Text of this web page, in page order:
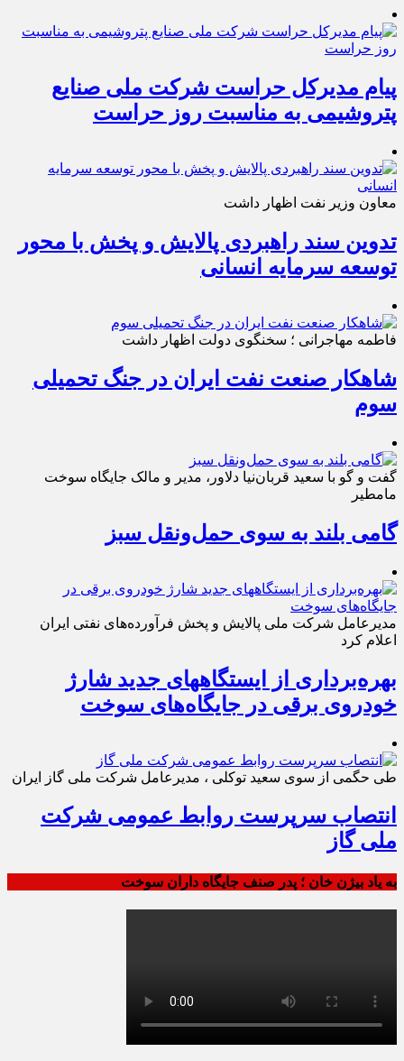
پیام مدیرکل حراست شرکت ملی صنایع
پتروشیمی به مناسبت روز حراست
معاون وزیر نفت اظهار داشت
تدوین سند راهبردی پالایش و پخش با محور
توسعه سرمایه انسانی
فاطمه مهاجرانی ؛ سخنگوی دولت اظهار داشت
شاهکار صنعت نفت ایران در جنگ تحمیلی
سوم
گفت و گو با سعید قربان‌نیا دلاور، مدیر و مالک جایگاه سوخت
مامطیر
گامی بلند به سوی حمل‌ونقل سبز
مدیرعامل شرکت ملی پالایش و پخش فرآورده‌های نفتی ایران
اعلام کرد
بهره‌برداری از ایستگاههای جدید شارژ
خودروی برقی در جایگاه‌های سوخت
طی حگمی از سوی سعید توکلی ، مدیرعامل شرکت ملی گاز ایران
انتصاب سرپرست روابط عمومی شرکت
ملی گاز
به یاد بیژن خان ؛ پدر صنف جایگاه داران سوخت